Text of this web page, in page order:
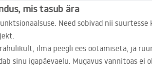
mis tasub ära
Need sobivad nii suurtesse
ilma peegli ees ootamiseta, ja
sinu igapäevaelu. Mugavus vannitoas ei